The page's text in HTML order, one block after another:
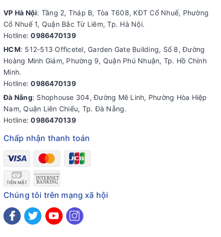
VP Hà Nội: Tầng 2, Tháp B, Tòa T608, KĐT Cổ Nhuế, Phường
Cổ Nhuế 1, Quận Bắc Từ Liêm, Tp. Hà Nội.
Hotline:0986470139
HCM: 512-513 Officetel, Garden Gate Building, Số 8, Đường
Hoàng Minh Giám, Phường 9, Quận Phú Nhuận, Tp. Hồ Chính
Minh.
Hotline:0986470139
Đà Nẵng: Shophouse 304, Đường Mê Linh, Phường Hòa Hiệp
Nam, Quận Liên Chiểu, Tp. Đà Nẵng.
Hotline:0986470139
Chấp nhận thanh toán
Chúng tôi trên mạng xã hội